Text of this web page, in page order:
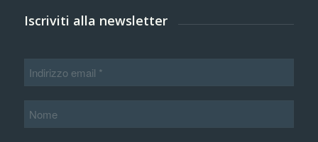
Iscriviti alla newsletter